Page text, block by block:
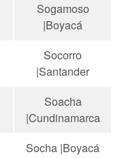
Sogamoso
|Boyacá
Socorro
|Santander
Soacha
|Cundinamarca
Socha |Boyacá